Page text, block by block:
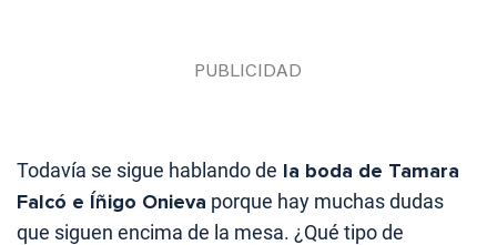
Todavía se sigue hablando de la boda de Tamara
Falcó e Íñigo Onieva porque hay muchas dudas
que siguen encima de la mesa. ¿Qué tipo de